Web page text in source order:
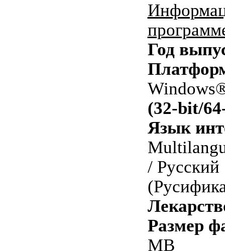
Год
(32-bit/
Язык
/ Русский
Размер
MB